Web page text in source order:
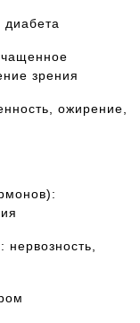
зрения
ожирение,